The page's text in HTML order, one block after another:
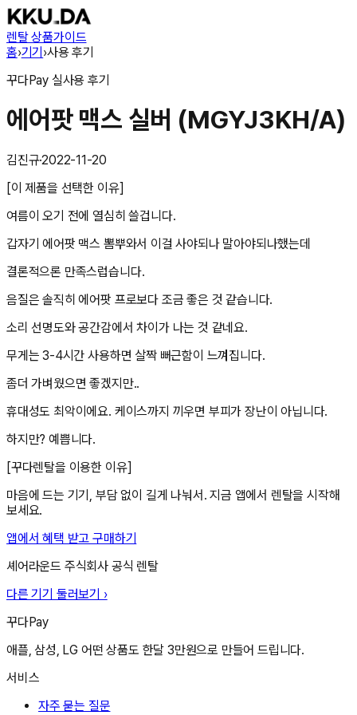
렌탈 상품가이드
홈›기기›사용 후기
꾸다Pay 실사용 후기
에어팟 맥스 실버 (MGYJ3KH/A)
김진규·2022-11-20
[이 제품을 선택한 이유]
여름이 오기 전에 열심히 쓸겁니다.
갑자기 에어팟 맥스 뽐뿌와서 이걸 사야되나 말아야되나했는데
결론적으론 만족스럽습니다.
음질은 솔직히 에어팟 프로보다 조금 좋은 것 같습니다.
소리 선명도와 공간감에서 차이가 나는 것 같네요.
무게는 3-4시간 사용하면 살짝 뻐근함이 느껴집니다.
좀더 가벼웠으면 좋겠지만..
휴대성도 최악이에요. 케이스까지 끼우면 부피가 장난이 아닙니다.
하지만? 예쁩니다.
[꾸다렌탈을 이용한 이유]
마음에 드는 기기, 부담 없이 길게 나눠서. 지금 앱에서 렌탈을 시작해
보세요.
앱에서 혜택 받고 구매하기
셰어라운드 주식회사 공식 렌탈
다른 기기 둘러보기 ›
꾸다Pay
애플, 삼성, LG 어떤 상품도 한달 3만원으로 만들어 드립니다.
서비스
자주 묻는 질문